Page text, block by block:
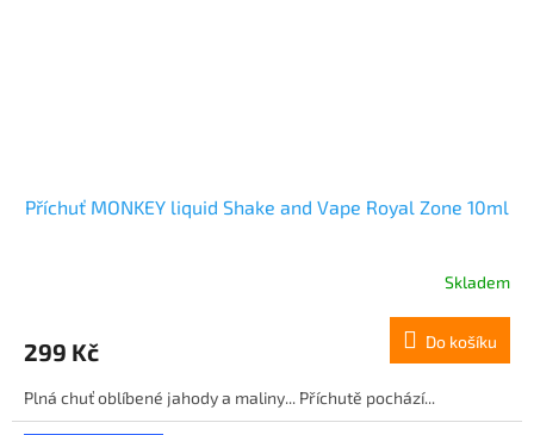
Příchuť MONKEY liquid Shake and Vape Royal Zone 10ml
Skladem
299 Kč Do košíku
Plná chuť oblíbené jahody a maliny... Příchutě pochází...